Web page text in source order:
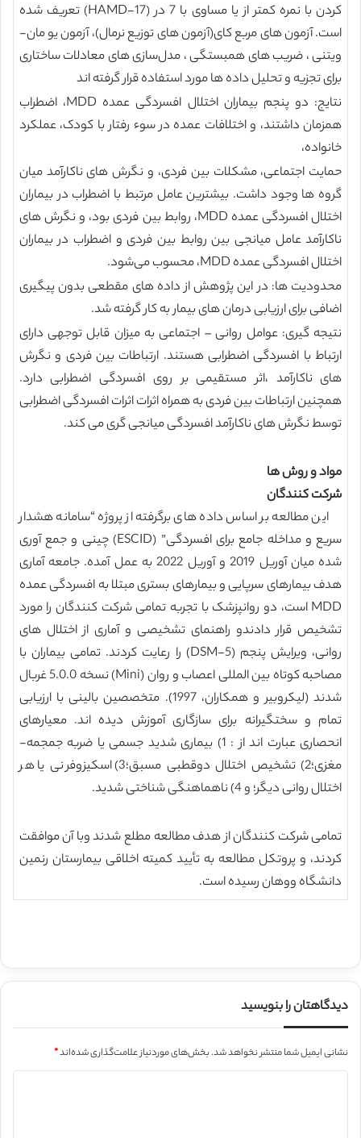
کردن با نمره کمتر از یا مساوی با 7 در (HAMD-17) تعریف شده
است. آزمون های مربع کای(آزمون های توزیع نرمال)، آزمون یو مان-
ویتنی ، ضریب های همبستگی ، مدل‌سازی های معادلات ساختاری
برای تجزیه و تحلیل داده ها مورد استفاده قرار گرفته اند
نتایج: دو پنجم بیماران اختلال افسردگی عمده MDD، اضطراب
همزمان داشتند، و اختلافات عمده در سوء رفتار با کودک، عملکرد
خانواده،
حمایت اجتماعی، مشکلات بین فردی، و نگرش های ناکارآمد میان
گروه ها وجود داشت. بیشترین عامل مرتبط با اضطراب در بیماران
اختلال افسردگی عمده MDD، روابط بین فردی بود، و نگرش های
ناکارآمد عامل میانجی بین روابط بین فردی و اضطراب در بیماران
اختلال افسردگی عمده MDD، محسوب می‌شود.
محدودیت ها: در این پژوهش از داده های مقطعی بدون پیگیری
اضافی برای ارزیابی درمان های بیمار به کار گرفته شد.
نتیجه گیری: عوامل روانی – اجتماعی به میزان قابل توجهی دارای
ارتباط با افسردگی اضطرابی هستند. ارتباطات بین فردی و نگرش
های ناکارآمد ،اثر مستقیمی بر روی افسردگی اضطرابی دارد.
همچنین ارتباطات بین فردی به همراه اثرات اثرات افسردگی اضطرابی
توسط نگرش های ناکارآمد افسردگی میانجی گری می کند.
مواد و روش ها
شرکت کنندگان
این مطالعه بر اساس داده های برگرفته از پروژه “سامانه هشدار
سریع و مداخله جامع برای افسردگی” (ESCID) چینی و جمع آوری
شده میان آوریل 2019 و آوریل 2022 به عمل آمده. جامعه آماری
هدف بیمارهای سرپایی و بیمارهای بستری مبتلا به افسردگی عمده
MDD است، دو روانپزشک با تجربه تمامی شرکت کنندگان را مورد
تشخیص قرار دادندو راهنمای تشخیصی و آماری از اختلال های
روانی، ویرایش پنجم (DSM-5) را رعایت کردند. تمامی بیماران با
مصاحبه کوتاه بین المللی اعصاب و روان (Mini) نسخه 5.0.0 غربال
شدند (لیکروبیر و همکاران، 1997). متخصصین بالینی با ارزیابی
تمام و سختگیرانه برای سازگاری آموزش دیده اند. معیارهای
انحصاری عبارت اند از : 1) بیماری شدید جسمی یا ضربه جمجمه-
مغزی؛2) تشخیص اختلال دوقطبی مسبق؛3) اسکیزوفرنی یا هر
اختلال روانی دیگر؛ و 4) ناهماهنگی شناختی شدید.
تمامی شرکت کنندگان از هدف مطالعه مطلع شدند وبا آن موافقت
کردند، و پروتکل مطالعه به تأیید کمیته اخلاقی بیمارستان رنمین
دانشگاه ووهان رسیده است.
دیدگاهتان را بنویسید
نشانی ایمیل شما منتشر نخواهد شد.بخش‌های موردنیاز علامت‌گذاری شده‌اند*